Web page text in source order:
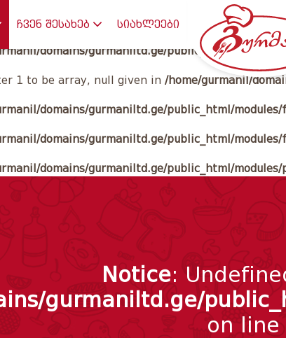
domains/gurmaniltd.ge/public_html/classes/
domains/gurmaniltd.ge/public_html/modules/
1 to be array, null given in /home/gurmanil/
domains/gurmaniltd.ge/public_html/modules/
domains/gurmaniltd.ge/public_html/modules/
ჩვენ შესახებ სიახლეები
domains/gurmaniltd.ge/public_html/
Notice:
gurmaniltd.ge/
on line